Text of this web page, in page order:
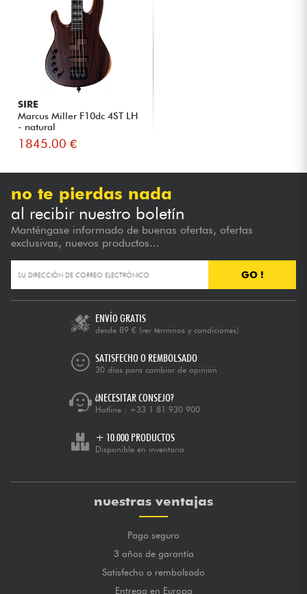
SIRE
Marcus Miller F10dc 4ST LH
- natural
1845.00 €
no te pierdas nada
al recibir nuestro boletín
Manténgase informado de buenas ofertas, ofertas
exclusivas, nuevos productos...
GO !
ENVÍO GRATIS
desde 89 € (ver términos y condiciones)
SATISFECHO O REMBOLSADO
30 días para cambiar de opinión
¿NECESITAR CONSEJO?
Hotline : +33 1 81 930 900
+ 10.000 PRODUCTOS
Disponible en inventario
nuestras ventajas
Pago seguro
3 años de garantía
Satisfecho o rembolsado
Entrega en Europa